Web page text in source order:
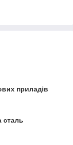
приладів
сталь